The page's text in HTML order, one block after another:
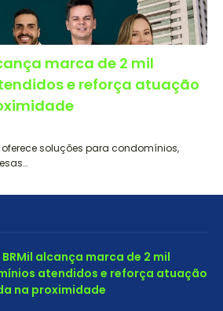
marca de 2 mil
e reforça atuação
soluções para condomínios,
alcança marca de 2 mil
atendidos e reforça atuação
na proximidade